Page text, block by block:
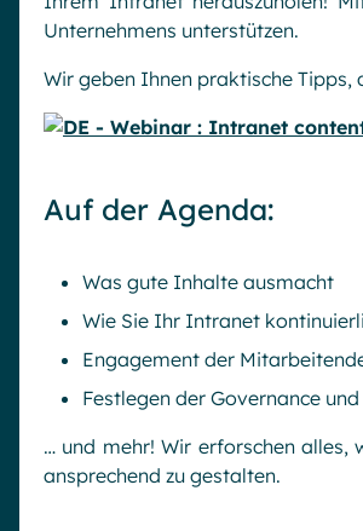
Unternehmens unterstützen.
Wir geben Ihnen praktische Tipps,
Auf der Agenda:
Was gute Inhalte ausmacht
Wie Sie Ihr Intranet
Engagement der
Festlegen der Governance
… und mehr! Wir erforschen alles,
ansprechend zu gestalten.